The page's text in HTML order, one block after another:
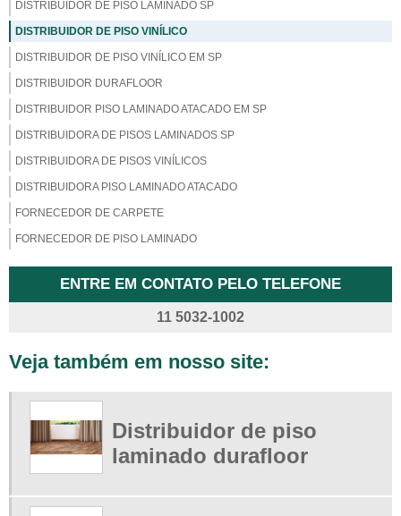
DISTRIBUIDOR DE PISO LAMINADO SP
DISTRIBUIDOR DE PISO VINÍLICO
DISTRIBUIDOR DE PISO VINÍLICO EM SP
DISTRIBUIDOR DURAFLOOR
DISTRIBUIDOR PISO LAMINADO ATACADO EM SP
DISTRIBUIDORA DE PISOS LAMINADOS SP
DISTRIBUIDORA DE PISOS VINÍLICOS
DISTRIBUIDORA PISO LAMINADO ATACADO
FORNECEDOR DE CARPETE
FORNECEDOR DE PISO LAMINADO
FORNECEDOR DE PISO LAMINADO EM SP
FORNECEDOR DE PISO VINÍLICO
LOJA DE PISO VINÍLICO
LOJAS DE PISOS LAMINADOS SP
ONDE COMPRAR CARPETE EM SP
ONDE COMPRAR PERSIANAS EM SP
ENTRE EM CONTATO PELO TELEFONE
11 5032-1002
Veja também em nosso site:
Distribuidor de piso
laminado durafloor